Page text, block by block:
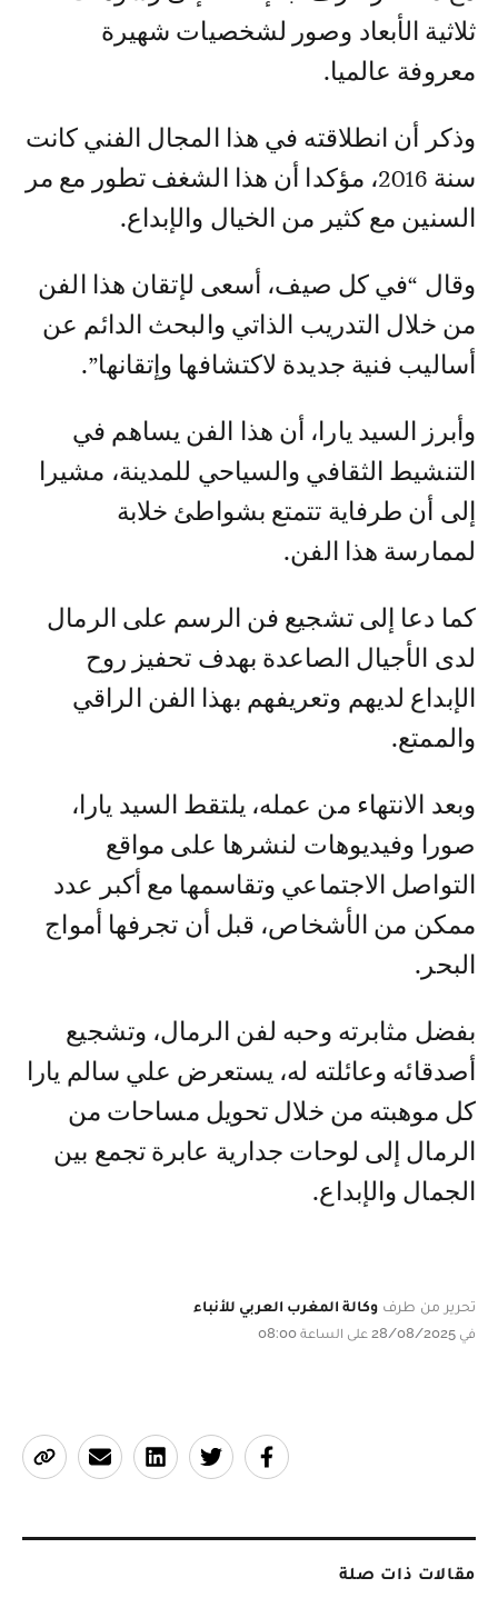
ثلاثية الأبعاد وصور لشخصيات شهيرة
معروفة عالميا.
وذكر أن انطلاقته في هذا المجال الفني كانت
سنة 2016، مؤكدا أن هذا الشغف تطور مع مر
السنين مع كثير من الخيال والإبداع.
وقال “في كل صيف، أسعى لإتقان هذا الفن
من خلال التدريب الذاتي والبحث الدائم عن
أساليب فنية جديدة لاكتشافها وإتقانها”.
وأبرز السيد يارا، أن هذا الفن يساهم في
التنشيط الثقافي والسياحي للمدينة، مشيرا
إلى أن طرفاية تتمتع بشواطئ خلابة
لممارسة هذا الفن.
كما دعا إلى تشجيع فن الرسم على الرمال
لدى الأجيال الصاعدة بهدف تحفيز روح
الإبداع لديهم وتعريفهم بهذا الفن الراقي
والممتع.
وبعد الانتهاء من عمله، يلتقط السيد يارا،
صورا وفيديوهات لنشرها على مواقع
التواصل الاجتماعي وتقاسمها مع أكبر عدد
ممكن من الأشخاص، قبل أن تجرفها أمواج
البحر.
بفضل مثابرته وحبه لفن الرمال، وتشجيع
أصدقائه وعائلته له، يستعرض علي سالم يارا
كل موهبته من خلال تحويل مساحات من
الرمال إلى لوحات جدارية عابرة تجمع بين
الجمال والإبداع.
تحرير من طرف وكالة المغرب العربي للأنباء
في 28/08/2025 على الساعة 08:00
مقالات ذات صلة